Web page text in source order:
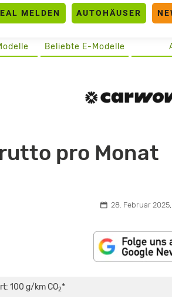
MELDEN AUTOHÄUSER
Beliebte E-Modelle
pro Monat
28. Februar
100 g/km CO2*